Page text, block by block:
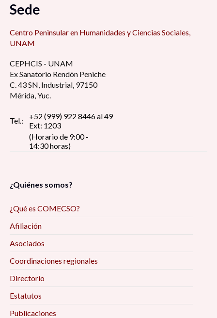
Sede
Centro Peninsular en Humanidades y Ciencias Sociales,
UNAM
CEPHCIS - UNAM
Ex Sanatorio Rendón Peniche
C. 43 SN, Industrial, 97150
Mérida, Yuc.
Tel.:
+52 (999) 922 8446 al 49
Ext: 1203
(Horario de 9:00 -
14:30 horas)
¿Quiénes somos?
¿Qué es COMECSO?
Afiliación
Asociados
Coordinaciones regionales
Directorio
Estatutos
Publicaciones